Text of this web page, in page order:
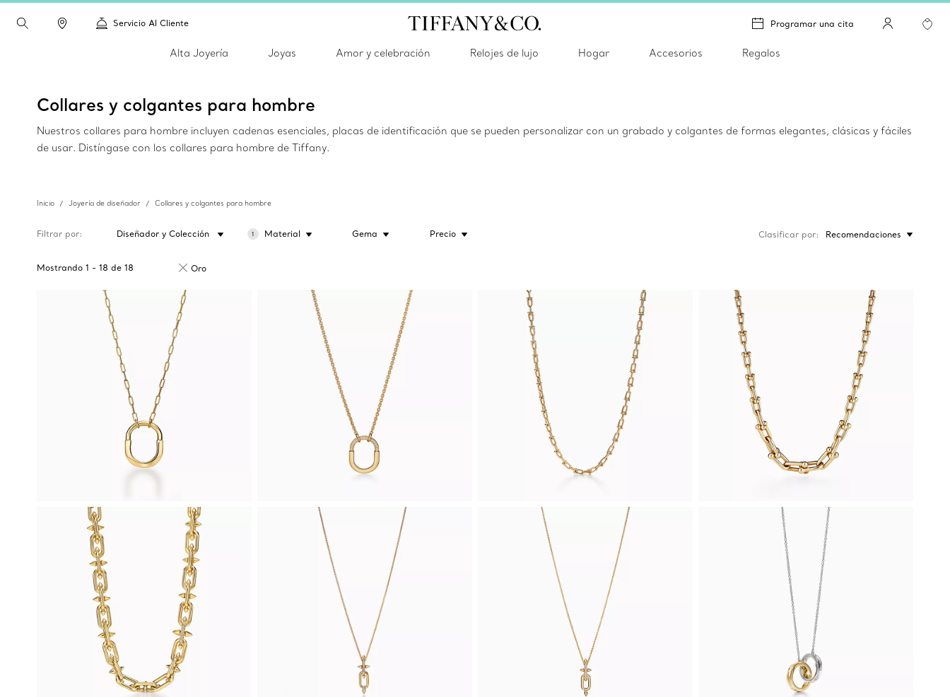
Servicio Al Cliente Programar una cita
Alta Joyería Joyas Amor y celebración Relojes de lujo Hogar Accesorios Regalos
Collares y colgantes para hombre
Nuestros collares para hombre incluyen cadenas esenciales, placas de identificación que se pueden personalizar con un grabado y colgantes de formas elegantes, clásicas y fáciles
de usar. Distíngase con los collares para hombre de Tiffany.
Inicio Joyería de diseñador Collares y colgantes para hombre
Filtrar por Diseñador y Colección 1 Material Gema Precio
Mostrando 1 - 18 de 18 Oro
Clasificar por Recomendaciones